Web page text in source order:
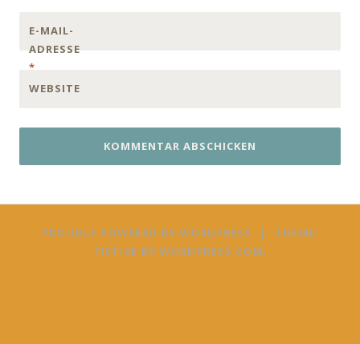
E-MAIL-
ADRESSE
*
WEBSITE
PROUDLY POWERED BY WORDPRESS |
THEME:
FICTIVE BY WORDPRESS.COM.